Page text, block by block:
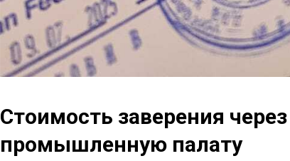
Стоимость заверения
промышленную палату